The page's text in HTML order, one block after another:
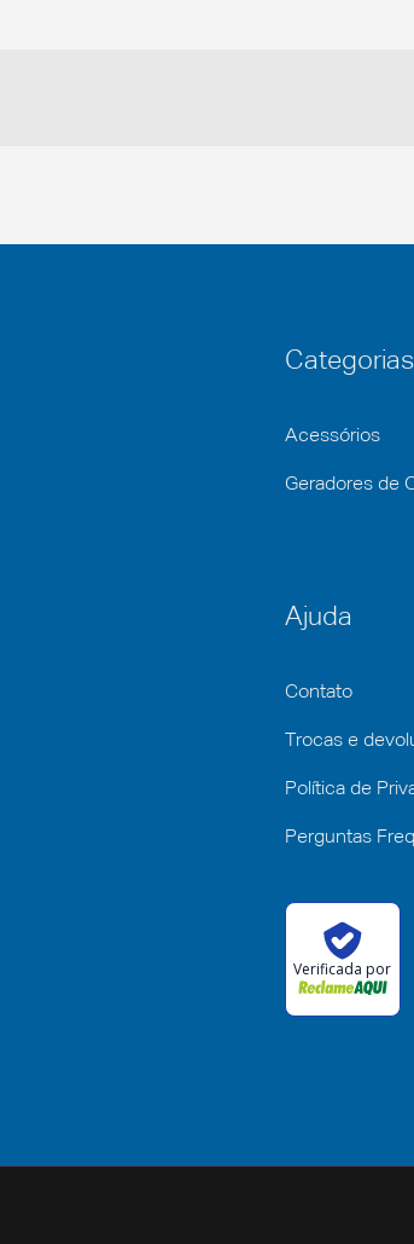
Categorias
Acessórios
Geradores de
Ajuda
Contato
Trocas e
Política de
Perguntas
Verificada por